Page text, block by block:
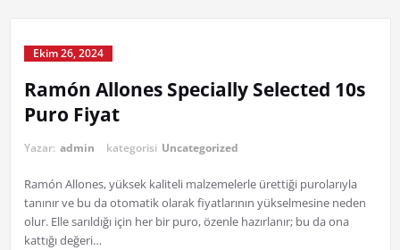
Ekim 26, 2024
Ramón Allones Specially Selected 10s
Puro Fiyat
Yazar: admin kategorisi Uncategorized
Ramón Allones, yüksek kaliteli malzemelerle ürettiği purolarıyla
tanınır ve bu da otomatik olarak fiyatlarının yükselmesine neden
olur. Elle sarıldığı için her bir puro, özenle hazırlanır; bu da ona
kattığı değeri…